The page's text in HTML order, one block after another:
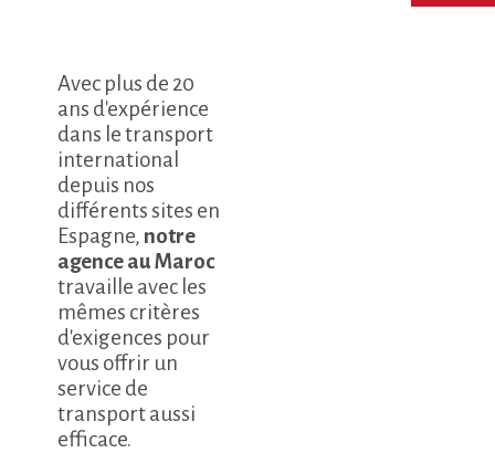
Avec plus de 20
ans d'expérience
dans le transport
international
depuis nos
différents sites en
Espagne, notre
agence au Maroc
travaille avec les
mêmes critères
d'exigences pour
vous offrir un
service de
transport aussi
efficace.